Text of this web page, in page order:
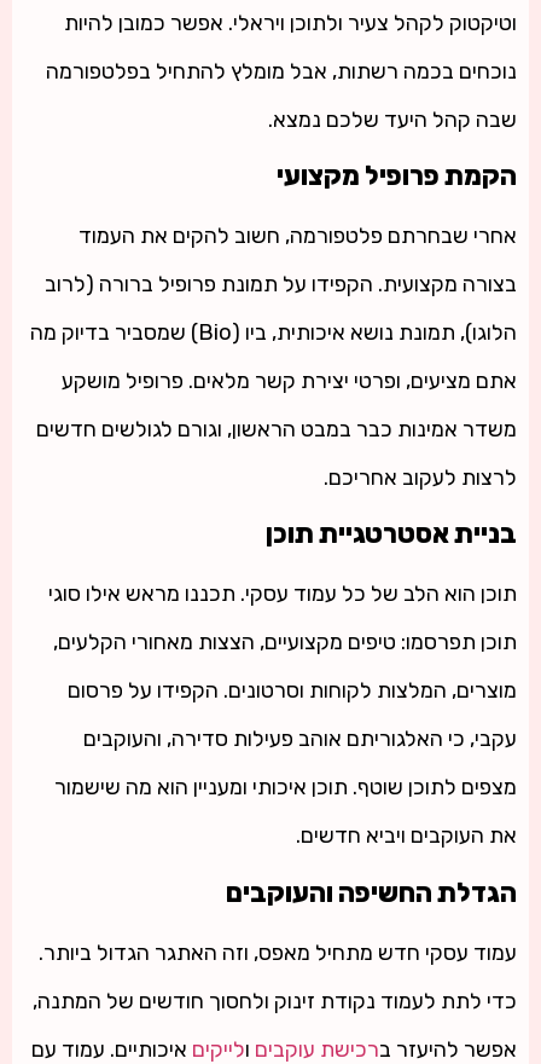
וטיקטוק לקהל צעיר ולתוכן ויראלי. אפשר כמובן להיות
נוכחים בכמה רשתות, אבל מומלץ להתחיל בפלטפורמה
שבה קהל היעד שלכם נמצא.
הקמת פרופיל מקצועי
אחרי שבחרתם פלטפורמה, חשוב להקים את העמוד
בצורה מקצועית. הקפידו על תמונת פרופיל ברורה (לרוב
הלוגו), תמונת נושא איכותית, ביו (Bio) שמסביר בדיוק מה
אתם מציעים, ופרטי יצירת קשר מלאים. פרופיל מושקע
משדר אמינות כבר במבט הראשון, וגורם לגולשים חדשים
לרצות לעקוב אחריכם.
בניית אסטרטגיית תוכן
תוכן הוא הלב של כל עמוד עסקי. תכננו מראש אילו סוגי
תוכן תפרסמו: טיפים מקצועיים, הצצות מאחורי הקלעים,
מוצרים, המלצות לקוחות וסרטונים. הקפידו על פרסום
עקבי, כי האלגוריתם אוהב פעילות סדירה, והעוקבים
מצפים לתוכן שוטף. תוכן איכותי ומעניין הוא מה שישמור
את העוקבים ויביא חדשים.
הגדלת החשיפה והעוקבים
עמוד עסקי חדש מתחיל מאפס, וזה האתגר הגדול ביותר.
כדי לתת לעמוד נקודת זינוק ולחסוך חודשים של המתנה,
אפשר להיעזר ברכישת עוקבים ולייקים איכותיים. עמוד עם